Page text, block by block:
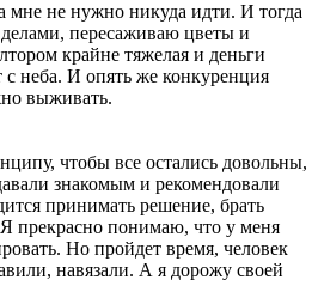
мне не нужно никуда идти. И тогда
пересаживаю цветы и
крайне тяжелая и деньги
с неба. И опять же конкуренция
выживать.
чтобы все остались довольны,
знакомым и рекомендовали
принимать решение, брать
Я прекрасно понимаю, что у меня
Но пройдет время, человек
навязали. А я дорожу своей